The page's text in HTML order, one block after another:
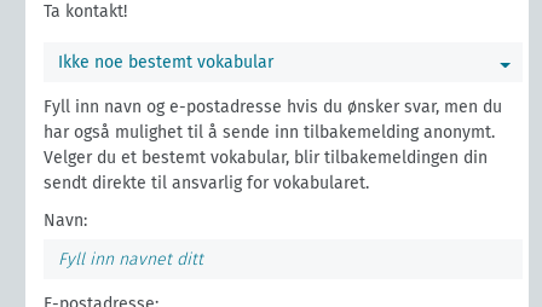
Ta kontakt!
Ikke noe bestemt vokabular
Fyll inn navn og e-postadresse hvis du ønsker svar, men du
har også mulighet til å sende inn tilbakemelding anonymt.
Velger du et bestemt vokabular, blir tilbakemeldingen din
sendt direkte til ansvarlig for vokabularet.
Navn: